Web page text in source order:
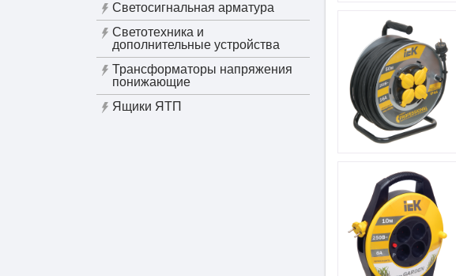
Светосигнальная арматура
Светотехника и
дополнительные устройства
Трансформаторы напряжения
понижающие
Ящики ЯТП